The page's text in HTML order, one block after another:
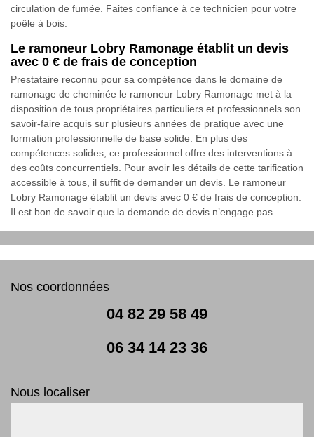
circulation de fumée. Faites confiance à ce technicien pour votre
poêle à bois.
Le ramoneur Lobry Ramonage établit un devis
avec 0 € de frais de conception
Prestataire reconnu pour sa compétence dans le domaine de
ramonage de cheminée le ramoneur Lobry Ramonage met à la
disposition de tous propriétaires particuliers et professionnels son
savoir-faire acquis sur plusieurs années de pratique avec une
formation professionnelle de base solide. En plus des
compétences solides, ce professionnel offre des interventions à
des coûts concurrentiels. Pour avoir les détails de cette tarification
accessible à tous, il suffit de demander un devis. Le ramoneur
Lobry Ramonage établit un devis avec 0 € de frais de conception.
Il est bon de savoir que la demande de devis n’engage pas.
Nos coordonnées
04 82 29 58 49
06 34 14 23 36
Nous localiser